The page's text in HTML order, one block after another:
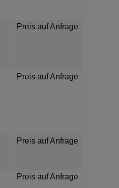
Preis auf Anfrage
Preis auf Anfrage
Preis auf Anfrage
Preis auf Anfrage